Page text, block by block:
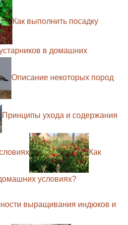
Как выполнить посадку
в домашних
Описание некоторых пород
Принципы ухода и содержания
Как
условиях?
выращивания индюков и